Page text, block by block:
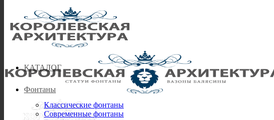
КАТАЛОГ
Фонтаны
Классические фонтаны
Современные фонтаны